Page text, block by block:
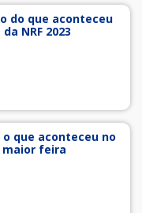
do que aconteceu
NRF 2023
o que aconteceu no
maior feira